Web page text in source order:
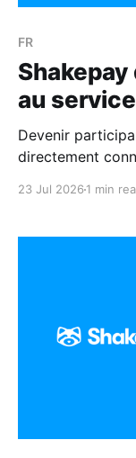
FR
au
Devenir
directement
23 Jul 2026 1 min